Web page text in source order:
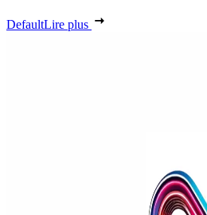
DefaultLire plus